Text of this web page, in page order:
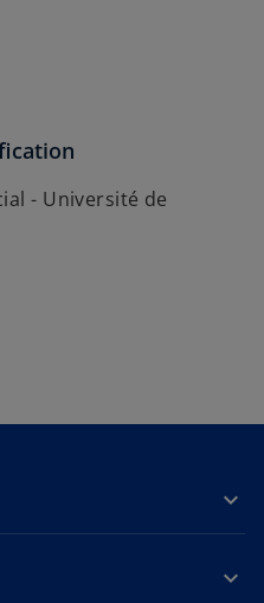
- Université de